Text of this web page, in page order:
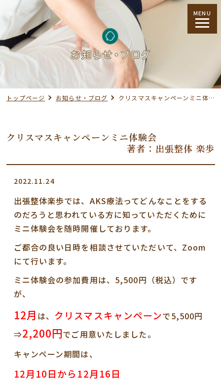
MENU
トップページ お知らせ・ブログ クリスマスキャンペーンミニ体験会
クリスマスキャンペーンミニ体験会
著者：出張整体 楽歩
2022.11.24
出張整体楽歩では、AKS療法ってどんなことをする
のだろうと思われている方に知っていただくために
ミニ体験会を随時開催しております。
ご都合の良い日時を相談させていただいて、Zoom
にて行います。
ミニ体験会の参加費用は、5,500円（税込）です
が、
12月 は、 クリスマスキャンペーンで5,500円
⇒2,200円でご用意いたしました。
キャンペーン期間は、
12月10日から12月16日